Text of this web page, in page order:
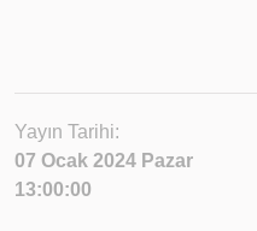
Yayın Tarihi:
07 Ocak 2024 Pazar
13:00:00